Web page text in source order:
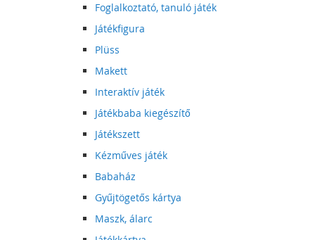
Foglalkoztató, tanuló játék
Játékfigura
Plüss
Makett
Interaktív játék
Játékbaba kiegészítő
Játékszett
Kézműves játék
Babaház
Gyűjtögetős kártya
Maszk, álarc